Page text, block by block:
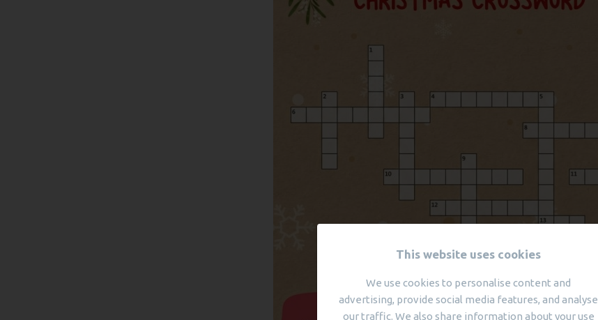
This website uses cookies
We use cookies to personalise content and
advertising, provide social media features, and analyse
our traffic. We also share information about your use